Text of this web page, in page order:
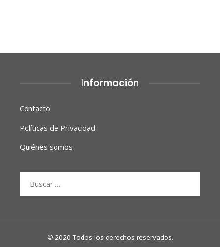
Información
Contacto
Políticas de Privacidad
Quiénes somos
© 2020 Todos los derechos reservados.